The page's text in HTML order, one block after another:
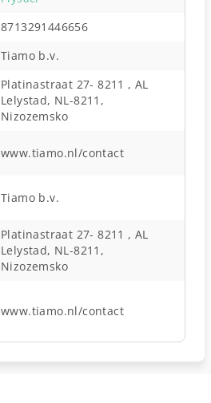
8713291446656
Tiamo b.v.
Platinastraat 27- 8211 , AL
Lelystad, NL-8211,
Nizozemsko
www.tiamo.nl/contact
Tiamo b.v.
Platinastraat 27- 8211 , AL
Lelystad, NL-8211,
Nizozemsko
www.tiamo.nl/contact